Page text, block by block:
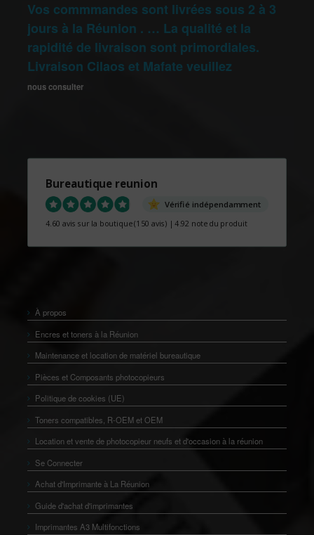
Vos commmandes sont livrées sous 2 à 3
jours à la Réunion . … La qualité et la
rapidité de livraison sont primordiales.
Livraison Cilaos et Mafate veuillez
nous consulter
Bureautique reunion
Vérifié indépendamment
4.60 avis sur la boutique(150 avis) |4.92 note du produit
À propos
Encres et toners à la Réunion
Maintenance et location de matériel bureautique
Pièces et Composants photocopieurs
Politique de cookies (UE)
Toners compatibles, R-OEM et OEM
Location et vente de photocopieur neufs et d'occasion à la réunion
Se Connecter
Achat d'Imprimante à La Réunion
Guide d'achat d'imprimantes
Imprimantes A3 Multifonctions